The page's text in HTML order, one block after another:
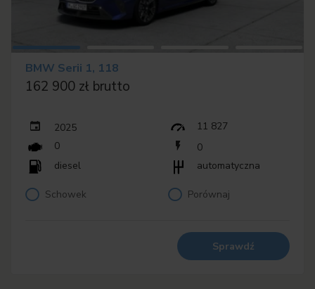
BMW Serii 1, 118
162 900 zł brutto
2025
11 827
0
0
diesel
automatyczna
Schowek Porównaj
Sprawdź